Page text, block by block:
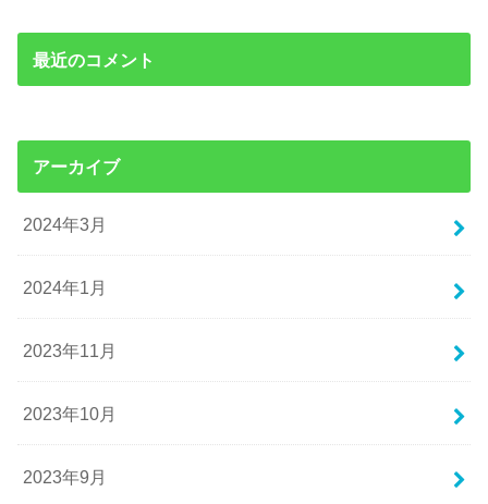
最近のコメント
アーカイブ
2024年3月
2024年1月
2023年11月
2023年10月
2023年9月